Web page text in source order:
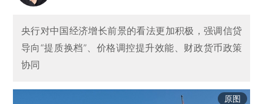
央行对中国经济增长前景的看法更加积极，强调信贷
导向“提质换档”、价格调控提升效能、财政货币政策
协同
原图